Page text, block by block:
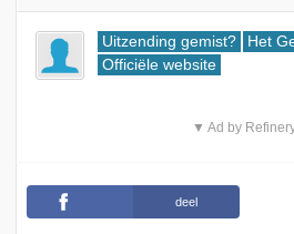
Uitzending gemist?
Het
Officiële website
▼ Ad by
deel